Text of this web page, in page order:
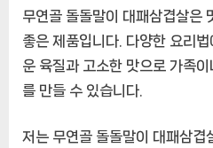
무연골 돌돌말이 대패삼겹살은
좋은 제품입니다. 다양한 요리
운 육질과 고소한 맛으로 가족
를 만들 수 있습니다.
저는 무연골 돌돌말이 대패삼겹